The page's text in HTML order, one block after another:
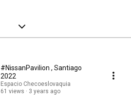
#NissanPavilion , Santiago
2022
Espacio Checoeslovaquia
61 views
3 years ago